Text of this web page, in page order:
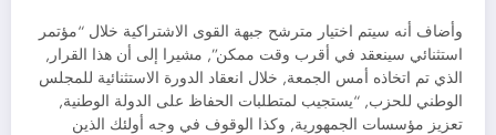
وأضاف أنه سيتم اختيار مترشح جبهة القوى الاشتراكية خلال “مؤتمر
استثنائي سينعقد في أقرب وقت ممكن”, مشيرا إلى أن هذا القرار,
الذي تم اتخاذه أمس الجمعة, خلال انعقاد الدورة الاستثنائية للمجلس
الوطني للحزب, “يستجيب لمتطلبات الحفاظ على الدولة الوطنية,
تعزيز مؤسسات الجمهورية, وكذا الوقوف في وجه أولئك الذين